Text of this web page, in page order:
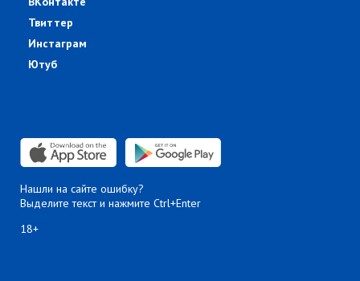
Твиттер
Инстаграм
Ютуб
Нашли на сайте ошибку?
Выделите текст и нажмите Ctrl+Enter
18+